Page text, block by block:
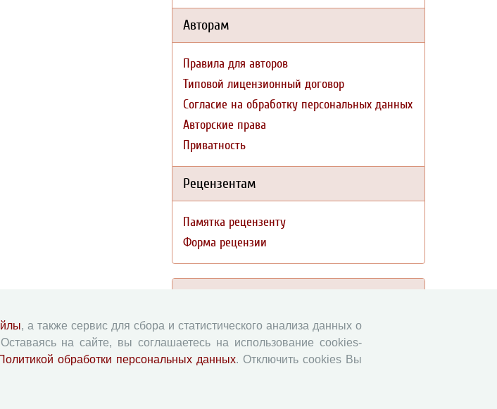
Авторам
Правила для авторов
Типовой лицензионный договор
Согласие на обработку персональных данных
Авторские права
Приватность
Рецензентам
Памятка рецензенту
Форма рецензии
Экономические и социальные перемены
Проблемы развития территории
, а также сервис для сбора и статистического анализа данных о
на сайте, вы соглашаетесь на использование cookies-
обработки персональных данных. Отключить cookies Вы